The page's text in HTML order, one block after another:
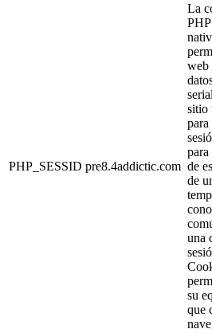
PHP_SESSID pre8.4addictic.com
La
web
sitio
para
para
de
de
una
su
que